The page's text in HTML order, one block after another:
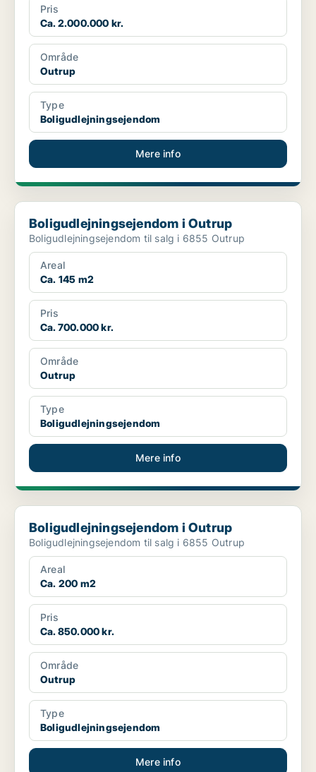
Pris
Ca. 2.000.000 kr.
Område
Outrup
Type
Boligudlejningsejendom
Mere info
Boligudlejningsejendom i Outrup
Boligudlejningsejendom i Outrup
Boligudlejningsejendom til salg i 6855 Outrup
Areal
Ca. 145 m2
Pris
Ca. 700.000 kr.
Område
Outrup
Type
Boligudlejningsejendom
Mere info
Boligudlejningsejendom i Outrup
Boligudlejningsejendom i Outrup
Boligudlejningsejendom til salg i 6855 Outrup
Areal
Ca. 200 m2
Pris
Ca. 850.000 kr.
Område
Outrup
Type
Boligudlejningsejendom
Mere info